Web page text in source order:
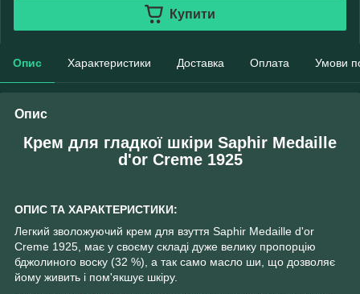
Купити
Опис Характеристики Доставка Оплата Умови
Опис
Крем для гладкої шкіри Saphir Medaille
d'or Creme 1925
ОПИС ТА ХАРАКТЕРИСТИКИ:
Легкий зволожуючий крем для взуття Saphir Medaille d'or
Creme 1925, має у своєму складі дуже велику пропорцію
бджолиного воску (32 %), а так само масло ши, що дозволяє
йому живить і пом'якшує шкіру.